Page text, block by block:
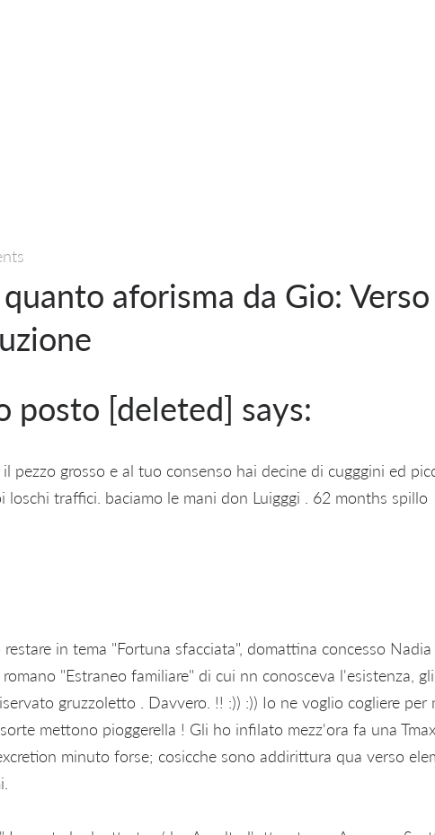
aforisma da Gio:
posto [deleted] says:
pezzo grosso e al tuo consenso hai decine di cugggini ed
loschi traffici. baciamo le mani don Luigggi . 62 months spillo
in tema "Fortuna sfacciata", domattina concesso
"Estraneo familiare" di cui nn conosceva l'esistenza,
gruzzoletto . Davvero. !! :)) :)) Io ne voglio cogliere per
mettono pioggerella ! Gli ho infilato mezz'ora fa una
minuto forse; cosicche sono addirittura qua verso